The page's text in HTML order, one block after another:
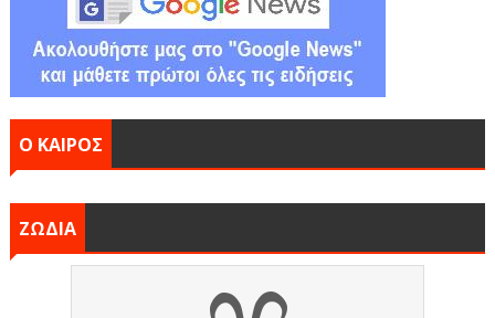
Ο ΚΑΙΡΟΣ
ΖΩΔΙΑ